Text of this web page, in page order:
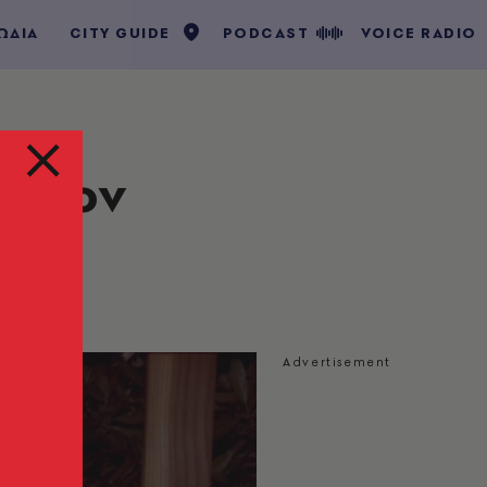
CITY GUIDE PODCAST VOICE RADIO
τον